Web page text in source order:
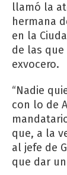
llamó la
hermana
en la
de las
exvocero.
“Nadie
con lo de
que, a la
al jefe de
que dar